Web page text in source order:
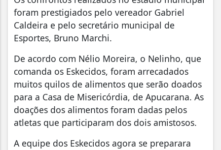
foram prestigiados pelo vereador Gabriel
Caldeira e pelo secretário municipal de
Esportes, Bruno Marchi.
De acordo com Nélio Moreira, o Nelinho, que
comanda os Eskecidos, foram arrecadados
muitos quilos de alimentos que serão doados
para a Casa de Misericórdia, de Apucarana. As
doações dos alimentos foram dadas pelos
atletas que participaram dos dois amistosos.
A equipe dos Eskecidos agora se preparara